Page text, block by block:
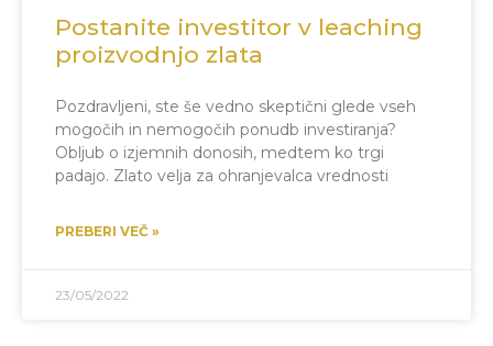
Postanite investitor v leaching
proizvodnjo zlata
Pozdravljeni, ste še vedno skeptični glede vseh
mogočih in nemogočih ponudb investiranja?
Obljub o izjemnih donosih, medtem ko trgi
padajo. Zlato velja za ohranjevalca vrednosti
PREBERI VEČ »
23/05/2022